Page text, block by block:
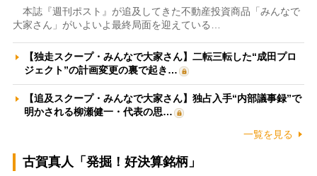
本誌『週刊ポスト』が追及してきた不動産投資商品「みんなで
大家さん」がいよいよ最終局面を迎えている…
【独走スクープ・みんなで大家さん】二転三転した“成田プロ
ジェクト”の計画変更の裏で起き…
【追及スクープ・みんなで大家さん】独占入手“内部議事録”で
明かされる柳瀬健一・代表の思…
一覧を見る
古賀真人「発掘！好決算銘柄」